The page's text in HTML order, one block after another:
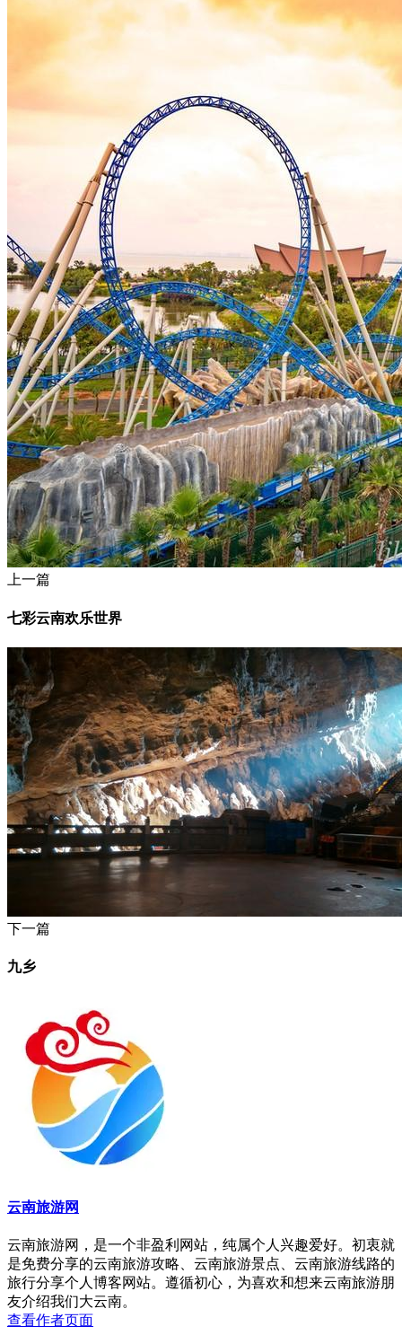
上一篇
七彩云南欢乐世界
下一篇
九乡
云南旅游网
云南旅游网，是一个非盈利网站，纯属个人兴趣爱好。初衷就
是免费分享的云南旅游攻略、云南旅游景点、云南旅游线路的
旅行分享个人博客网站。遵循初心，为喜欢和想来云南旅游朋
友介绍我们大云南。
查看作者页面